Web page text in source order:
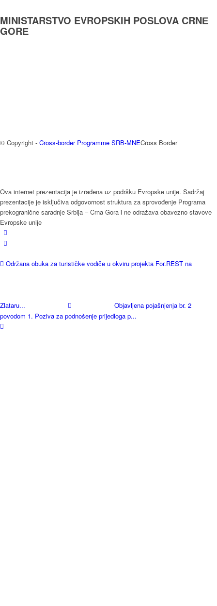
MINISTARSTVO EVROPSKIH POSLOVA CRNЕ
GORЕ
© Copyright - Cross-border Programme SRB-MNECross Border
Ova internet prezentacija je izrađena uz podršku Evropske unije. Sadržaj
prezentacije je isključiva odgovornost struktura za sprovođenje Programa
prekogranične saradnje Srbija – Crna Gora i ne odražava obavezno stavove
Evropske unije
Održana obuka za turističke vodiče u okviru projekta For.REST na
Zlataru...
Objavljena pojašnjenja br. 2
povodom 1. Poziva za podnošenje prijedloga p...